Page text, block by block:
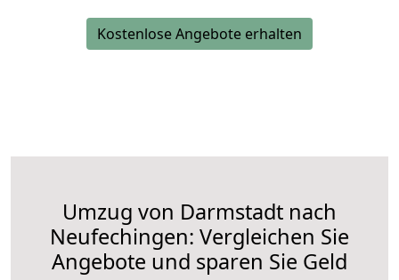
Kostenlose Angebote erhalten
Umzug von Darmstadt nach
Neufechingen: Vergleichen Sie
Angebote und sparen Sie Geld